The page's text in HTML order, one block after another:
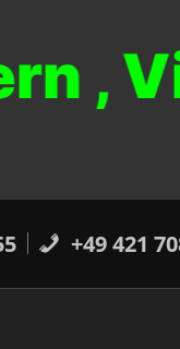
+49 421